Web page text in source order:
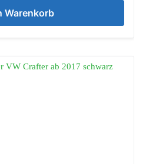
Warenkorb